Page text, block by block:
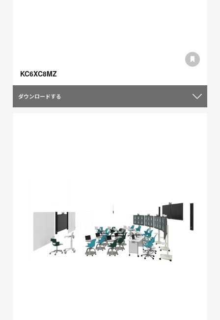
KC6XC8MZ
ダウンロードする